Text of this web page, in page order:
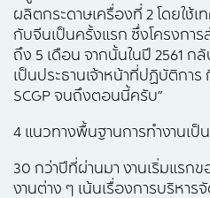
ผลิตกระดาษเครื่องที่ 2 โดยใช้
กับจีนเป็นครั้งแรก ซึ่งโครงการ
ถึง 5 เดือน จากนั้นในปี 2561 ก
เป็นประธานเจ้าหน้าที่ปฏิบัติกา
SCGP จนถึงตอนนี้ครับ”
4 แนวทางพื้นฐานการทำงานเป็
30 กว่าปีที่ผ่านมา งานเริ่มแรก
งานต่าง ๆ เน้นเรื่องการบริหา